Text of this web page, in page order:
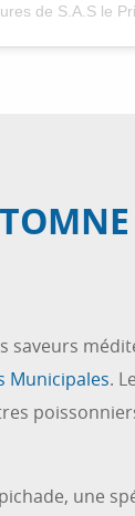
saveurs
Municipales.
une